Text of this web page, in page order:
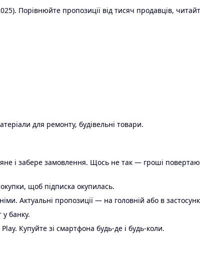
Порівнюйте пропозиції від тисяч продавців,
для ремонту, будівельні товари.
і забере замовлення. Щось не так — гроші
щоб підписка окупилась.
Актуальні пропозиції — на головній або в
банку.
Купуйте зі смартфона будь-де і будь-коли.